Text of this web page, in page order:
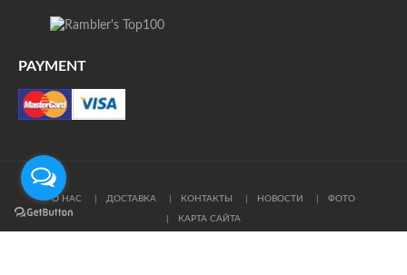
PAYMENT
О НАС ДОСТАВКА КОНТАКТЫ НОВОСТИ ФОТО
КАРТА САЙТА